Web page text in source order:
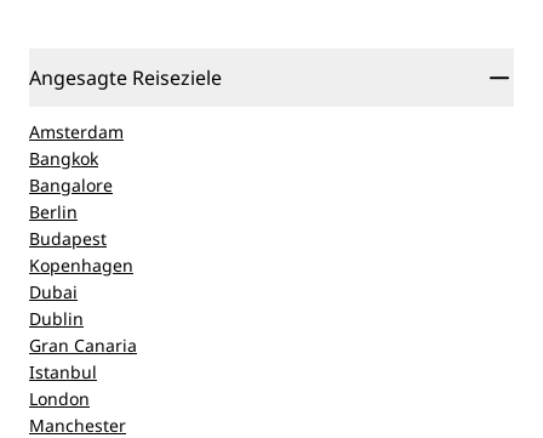
Angesagte Reiseziele
Amsterdam
Bangkok
Bangalore
Berlin
Budapest
Kopenhagen
Dubai
Dublin
Gran Canaria
Istanbul
London
Manchester